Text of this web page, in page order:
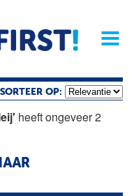
Magazine
SORTEER OP:
heeft ongeveer 2